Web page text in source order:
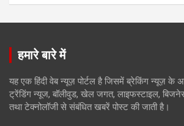
हमारे बारे में
यह एक हिंदी वेब न्यूज़ पोर्टल है जिसमें ब्रेकिंग न्यूज़ के
ट्रेंडिंग न्यूज, बॉलीवुड, खेल जगत, लाइफस्टाइल,
तथा टेक्नोलॉजी से संबंधित खबरें पोस्ट की जाती है।